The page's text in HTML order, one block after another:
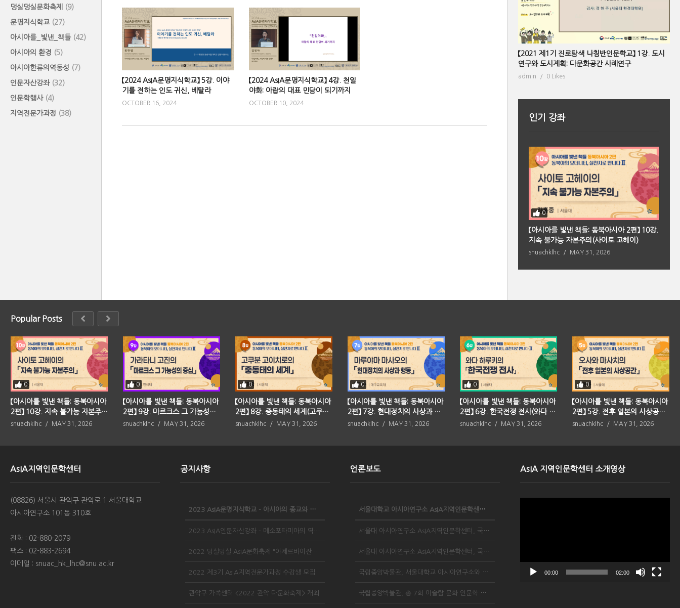
덩실덩실문화축제 (9)
문명지식학교 (27)
아시아를_빛낸_책들 (42)
아시아의 환경 (5)
아시아한류의역동성 (7)
인문자산강좌 (32)
인문학행사 (4)
지역전문가과정 (38)
【2024 AsIA문명지식학교】 5강. 이야
기를 전하는 인도 귀신, 베탈라
OCTOBER 16, 2024
【2024 AsIA문명지식학교】 4강. 천일
야화: 아랍의 대표 민담이 되기까지
OCTOBER 10, 2024
【2021 제1기 진로탐색 나침반인문학교】 1강. 도시
연구와 도시계획: 다문화공간 사례연구
admin 0 Likes
인기 강좌
0
【아시아를 빛낸 책들: 동북아시아 2편】 10강.
지속 불가능 자본주의(사이토 고헤이)
snuachklhc MAY 31, 2026
Popular Posts
0
【아시아를 빛낸 책들: 동북아시아
2편】 10강. 지속 불가능 자본주의
(사이토 고헤이)
snuachklhc MAY 31, 2026
0
【아시아를 빛낸 책들: 동북아시아
2편】 9강. 마르크스 그 가능성의
중심(가라타니 고진)
snuachklhc MAY 31, 2026
0
【아시아를 빛낸 책들: 동북아시아
2편】 8강. 중동태의 세계(고쿠분
고이치로)
snuachklhc MAY 31, 2026
0
【아시아를 빛낸 책들: 동북아시아
2편】 7강. 현대정치의 사상과 행
동(마루야마 마사오)
snuachklhc MAY 31, 2026
0
【아시아를 빛낸 책들: 동북아시아
2편】 6강. 한국전쟁 전사(와다 하
루키)
snuachklhc MAY 31, 2026
0
【아시아를 빛낸 책들: 동북아시아
2편】 5강. 전후 일본의 사상공간
(오사와 마사치)
snuachklhc MAY 31, 2026
AsIA지역인문학센터
(08826) 서울시 관악구 관악로 1 서울대학교
아시아연구소 101동 310호
전화 : 02-880-2079
팩스 : 02-883-2694
이메일 : snuac_hk_lhc@snu.ac.kr
공지사항
2023 AsIA문명지식학교 - 아시아의 종교와 시민 사회
2023 AsIA인문자산강좌 - 메소포타미아의 역사와 문화
2022 덩실덩실 AsIA문화축제 "아제르바이잔 - 불의나라"
2022 제3기 AsIA지역전문가과정 수강생 모집
관악구 가족센터 <2022 관악 다문화축제> 개최
언론보도
서울대학교 아시아연구소 AsIA지역인문학센터, 국립중앙...
서울대 아시아연구소 AsIA지역인문학센터, 국립중앙박물...
서울대 아시아연구소 AsIA지역인문학센터, 국립중앙박물...
국립중앙박물관, 서울대학교 아시아연구소와 함께 ‘202...
국립중앙박물관, 총 7회 이슬람 문화 인문학 강좌 개설...
AsIA 지역인문학센터 소개영상
00:00 02:00